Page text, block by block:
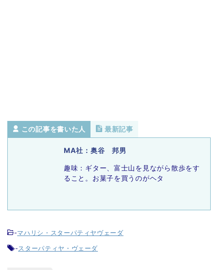
この記事を書いた人 最新記事
MA社：奥谷 邦男
趣味：ギター、富士山を見ながら散歩をす
ること。お菓子を買うのがヘタ
-マハリシ・スターパティヤヴェーダ
-スターパティヤ・ヴェーダ